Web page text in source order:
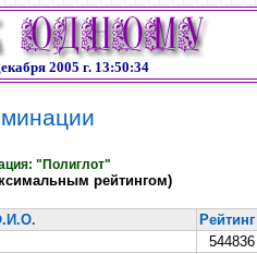
2005 г. 13:50:34
"Полиглот"
рейтингом)
Рейтинг
544836